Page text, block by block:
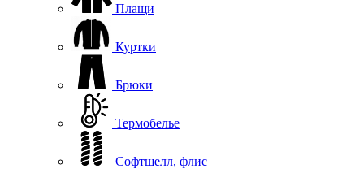
Плащи
Куртки
Брюки
Термобелье
Софтшелл, флис